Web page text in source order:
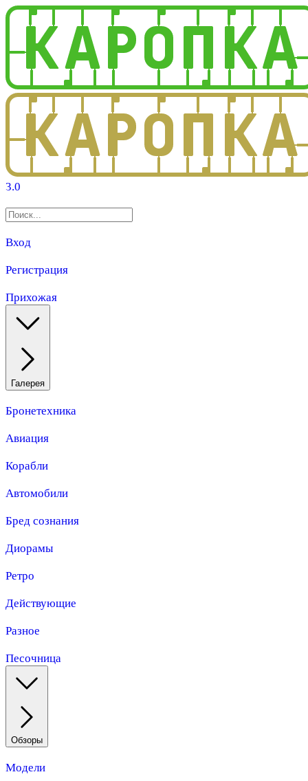
3.0
Вход
Регистрация
Прихожая
Галерея
Бронетехника
Авиация
Корабли
Автомобили
Бред сознания
Диорамы
Ретро
Действующие
Разное
Песочница
Обзоры
Модели